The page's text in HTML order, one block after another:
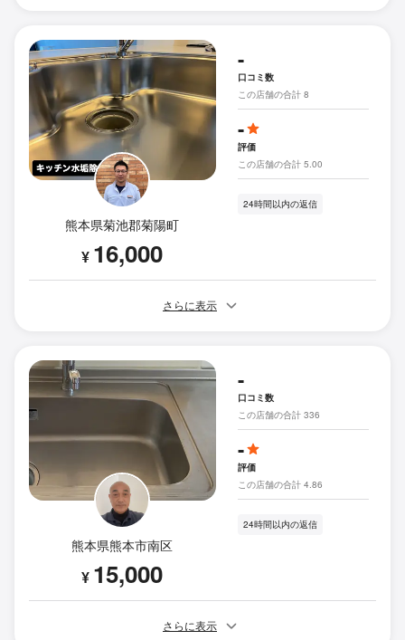
熊本県菊池郡菊陽町
¥ 16,000
-
口コミ数
この店舗の合計 8
-
評価
この店舗の合計 5.00
24時間以内の返信
さらに表示
熊本県熊本市南区
¥ 15,000
-
口コミ数
この店舗の合計 336
-
評価
この店舗の合計 4.86
24時間以内の返信
さらに表示